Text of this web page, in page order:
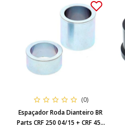
(0)
Espaçador Roda Dianteiro BR
Parts CRF 250 04/15 + CRF 450